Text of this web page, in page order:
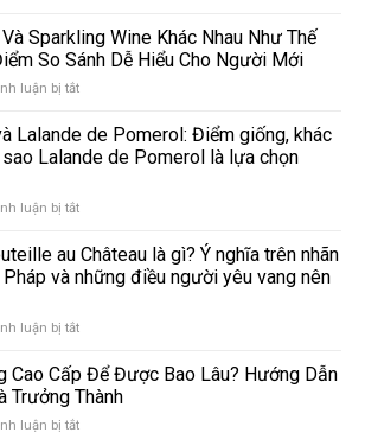
giống
nho
trắng
làm
vang
phổ
thế
Sparkling Wine Khác Nhau Như Thế
So Sánh Dễ Hiểu Cho Người Mới
luận bị tắtở
Và
Sparkling
Wine
Nhau
Thế
Nào?
10
So
Dễ
Hiểu
Người
Lalande de Pomerol: Điểm giống, khác
sao Lalande de Pomerol là lựa chọn
luận bị tắtở
và
Lalande
de
Điểm
khác
nhau
và
vì
au Château là gì? Ý nghĩa trên nhãn
và những điều người yêu vang nên
luận bị tắtở
en
Bouteille
au
Château
Cao Cấp Để Được Bao Lâu? Hướng Dẫn
Trưởng Thành
luận bị tắtở